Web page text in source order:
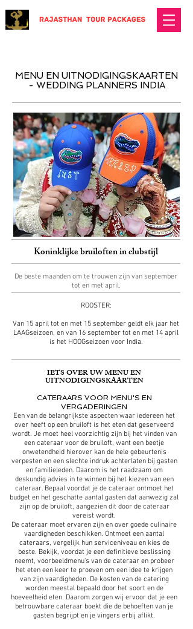
MENU EN UITNODIGINGSKAARTEN
- WEDDING PLANNERS INDIA
Koninklijke bruiloften in clubstijl
De beste maanden om te trouwen zijn van september
tot en met april.
ROOSTER:
Van 15 april tot en met 15 september geldt elk jaar het
LAAGseizoen, en van 16 september tot en met 14 april
is het HOOGseizoen voor India.
IETS OVER UW MENU EN
UITNODIGINGSKAARTEN
CATERAARS VOOR MENU'S EN
VERGADERINGEN
Een van de belangrijkste aspecten waar iedereen het
over heeft op een bruiloft is het eten dat geserveerd
wordt. Je moet heel voorzichtig zijn bij het vinden van
een cateraar voor de bruiloft, want een beetje
onwetendheid hierover kan de hele gebeurtenis
verpesten en een slechte indruk achterlaten bij gasten
en familieleden. Daarom is het raadzaam om
deskundig advies in te winnen bij het kiezen van een
cateraar. Bepaal voordat je de cateraar ontmoet het
budget en het geschatte aantal gasten dat aanwezig zal
zijn op de bruiloft, aangezien dit door de cateraar
vereist wordt.
De cateraar moet ervaren zijn en over goede culinaire
vaardigheden beschikken. Ontmoet een aantal
cateraars, vergelijk hun serviceniveau en kies de
beste. Bekijk, voordat je een definitieve beslissing
neemt, voorbeeldmenu's van de cateraar en probeer
het eten een keer te proeven om een ​​idee te krijgen
van zijn vaardigheden. De kosten van de catering
worden meestal bepaald door het soort en de
hoeveelheid eten. Daarom zorgen wij ervoor dat je een
betrouwbare cateraar boekt die de behoeften van je
gasten begrijpt en je vingers erbij aflikt.